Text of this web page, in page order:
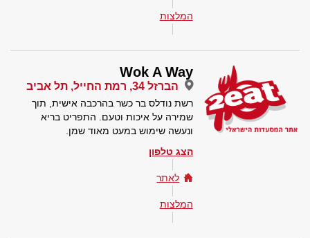
המלצות
Wok A Way
הברזל 34, רמת החייל, תל אביב
רשת נודלס בר כשר בהרכבה אישית, תוך
שמירה על איכות וטעם. התפריט בריא
ונעשה שימוש במעט מאוד שמן.
הצג טלפון
לאתר
המלצות